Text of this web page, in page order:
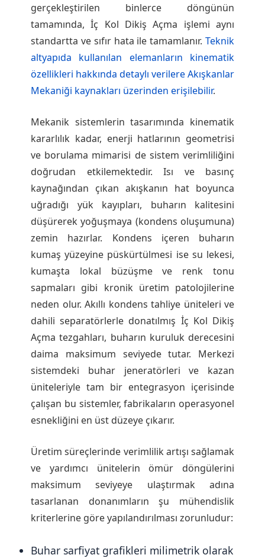
gerçekleştirilen binlerce döngünün
tamamında, İç Kol Dikiş Açma işlemi aynı
standartta ve sıfır hata ile tamamlanır. Teknik
altyapıda kullanılan elemanların kinematik
özellikleri hakkında detaylı verilere Akışkanlar
Mekaniği kaynakları üzerinden erişilebilir.
Mekanik sistemlerin tasarımında kinematik
kararlılık kadar, enerji hatlarının geometrisi
ve borulama mimarisi de sistem verimliliğini
doğrudan etkilemektedir. Isı ve basınç
kaynağından çıkan akışkanın hat boyunca
uğradığı yük kayıpları, buharın kalitesini
düşürerek yoğuşmaya (kondens oluşumuna)
zemin hazırlar. Kondens içeren buharın
kumaş yüzeyine püskürtülmesi ise su lekesi,
kumaşta lokal büzüşme ve renk tonu
sapmaları gibi kronik üretim patolojilerine
neden olur. Akıllı kondens tahliye üniteleri ve
dahili separatörlerle donatılmış İç Kol Dikiş
Açma tezgahları, buharın kuruluk derecesini
daima maksimum seviyede tutar. Merkezi
sistemdeki buhar jeneratörleri ve kazan
üniteleriyle tam bir entegrasyon içerisinde
çalışan bu sistemler, fabrikaların operasyonel
esnekliğini en üst düzeye çıkarır.
Üretim süreçlerinde verimlilik artışı sağlamak
ve yardımcı ünitelerin ömür döngülerini
maksimum seviyeye ulaştırmak adına
tasarlanan donanımların şu mühendislik
kriterlerine göre yapılandırılması zorunludur:
Buhar sarfiyat grafikleri milimetrik olarak